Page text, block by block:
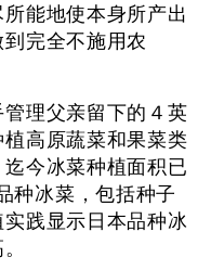
能地使本身所产出
完全不施用农
理父亲留下的４英
高原蔬菜和果菜类
今冰菜种植面积已
种冰菜，包括种子
践显示日本品种冰